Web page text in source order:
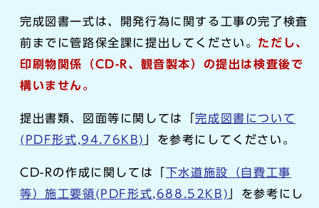
完成図書一式は、開発行為に関する工事の完了検査
前までに管路保全課に提出してください。 ただし、
印刷物関係（CD-R、観音製本）の提出は検査後で
構いません。
提出書類、図面等に関しては「完成図書について
(PDF形式,94.76KB)
」を参考にしてください。
CD-Rの作成に関しては「 下水道施設（自費工事
等）施工要領(PDF形式,688.52KB)
」を参考にし